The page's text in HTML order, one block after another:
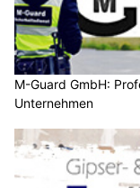
M-Guard GmbH:
Unternehmen